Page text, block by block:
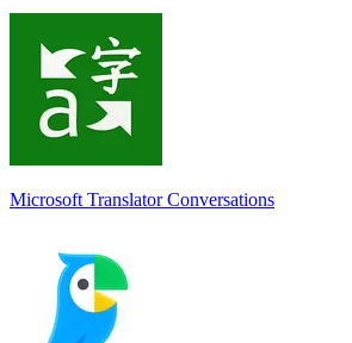
Microsoft Translator Conversations